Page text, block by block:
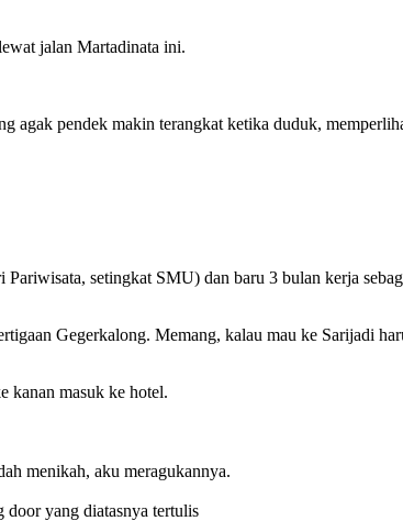
jalan Martadinata ini.
agak pendek makin terangkat ketika duduk,
setingkat SMU) dan baru 3 bulan kerja
Gegerkalong. Memang, kalau mau ke Sarijadi
kanan masuk ke hotel.
menikah, aku meragukannya.
door yang diatasnya tertulis